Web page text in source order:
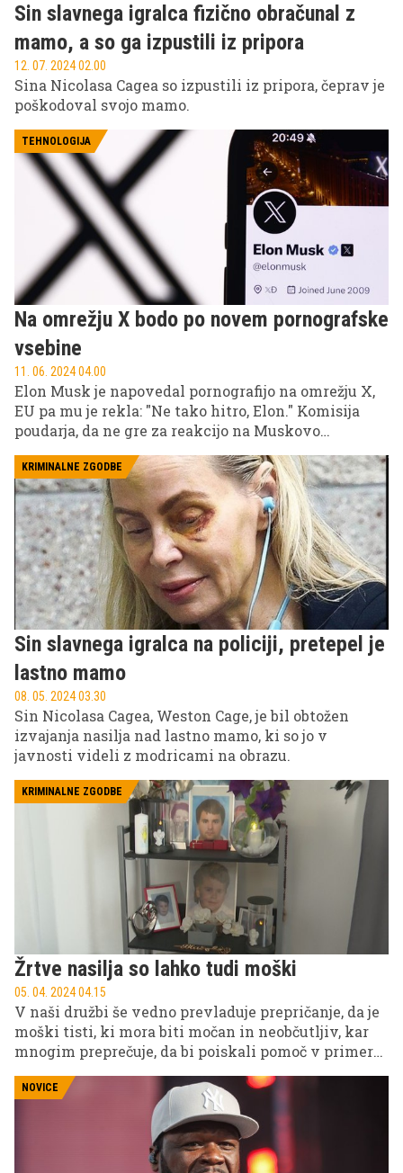
Sin slavnega igralca fizično obračunal z
mamo, a so ga izpustili iz pripora
12. 07. 2024 02.00
Sina Nicolasa Cagea so izpustili iz pripora, čeprav je
poškodoval svojo mamo.
TEHNOLOGIJA
Na omrežju X bodo po novem pornografske
vsebine
11. 06. 2024 04.00
Elon Musk je napovedal pornografijo na omrežju X,
EU pa mu je rekla: "Ne tako hitro, Elon." Komisija
poudarja, da ne gre za reakcijo na Muskovo
izhaja iz zakona o digitalnih storitvah.
KRIMINALNE ZGODBE
Sin slavnega igralca na policiji, pretepel je
lastno mamo
08. 05. 2024 03.30
Sin Nicolasa Cagea, Weston Cage, je bil obtožen
izvajanja nasilja nad lastno mamo, ki so jo v
javnosti videli z modricami na obrazu.
KRIMINALNE ZGODBE
Žrtve nasilja so lahko tudi moški
05. 04. 2024 04.15
V naši družbi še vedno prevladuje prepričanje, da je
moški tisti, ki mora biti močan in neobčutljiv, kar
mnogim preprečuje, da bi poiskali pomoč v primeru,
da je nasilja nad moškimi manj, to še ne pomeni, da
se ne more zgoditi oziroma da se ne dogaja.
NOVICE